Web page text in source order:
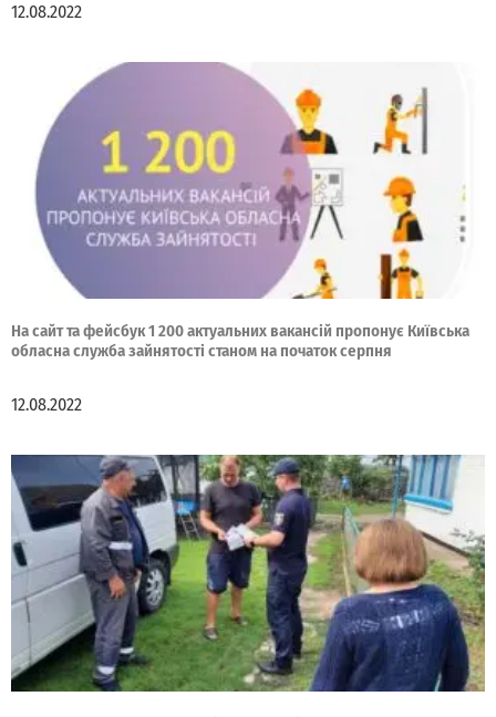
12.08.2022
На сайт та фейсбук 1 200 актуальних вакансій пропонує Київська
обласна служба зайнятості станом на початок серпня
12.08.2022